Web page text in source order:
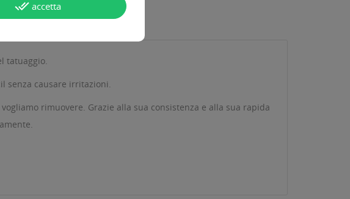
tatuaggio.
senza causare irritazioni.
rimuovere. Grazie alla sua consistenza e alla sua rapida
done_all accetta